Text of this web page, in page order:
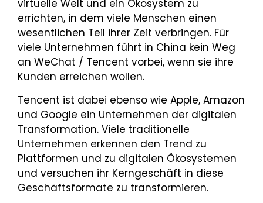
virtuelle Welt und ein Ökosystem zu
errichten, in dem viele Menschen einen
wesentlichen Teil ihrer Zeit verbringen. Für
viele Unternehmen führt in China kein Weg
an WeChat / Tencent vorbei, wenn sie ihre
Kunden erreichen wollen.
Tencent ist dabei ebenso wie Apple, Amazon
und Google ein Unternehmen der digitalen
Transformation. Viele traditionelle
Unternehmen erkennen den Trend zu
Plattformen und zu digitalen Ökosystemen
und versuchen ihr Kerngeschäft in diese
Geschäftsformate zu transformieren.